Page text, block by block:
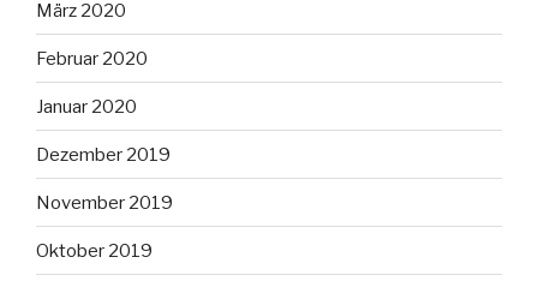
März 2020
Februar 2020
Januar 2020
Dezember 2019
November 2019
Oktober 2019